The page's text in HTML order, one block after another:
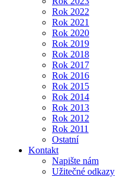
Rok 2022
Rok 2021
Rok 2020
Rok 2019
Rok 2018
Rok 2017
Rok 2016
Rok 2015
Rok 2014
Rok 2013
Rok 2012
Rok 2011
Ostatní
Kontakt
Napište nám
Užitečné odkazy